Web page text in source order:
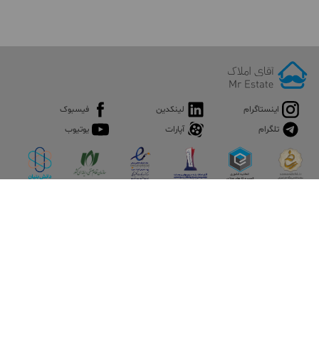
اینستاگرام لینکدین
فیسبوک
تلگرام
آپارات یوتیوب